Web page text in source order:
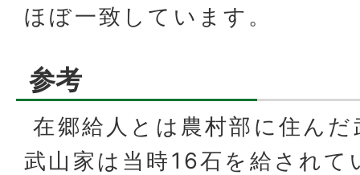
ほぼ一致しています。
参考
在郷給人とは農村部に住ん
武山家は当時16石を給されて